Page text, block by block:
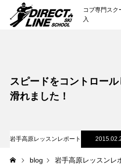
コブ専門スク
入
参加までの流れ
参加費のお支払い
スピードをコントロー
滑れました！
岩手高原レッスンレポート
blog 岩手高原レッスンレ